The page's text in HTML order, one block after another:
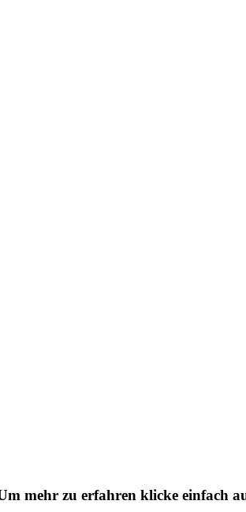
mehr zu erfahren klicke einfach